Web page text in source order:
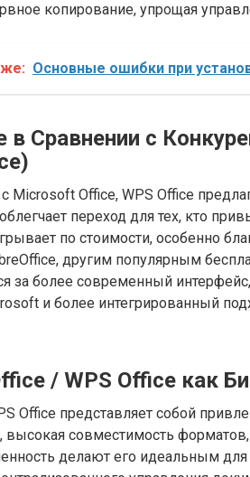
копирование, упрощая
Основные ошибки при
в Сравнении с
Microsoft Office, WPS Office
переход для тех, кто
по стоимости, особенно
другим популярным
за более современный
и более интегрированный
/ WPS Office как
Office представляет собой
высокая совместимость
делают его идеальным